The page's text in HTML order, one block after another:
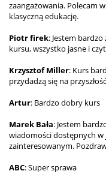
zaangażowania. Polecam
klasyczną edukację.
Piotr firek: Jestem
kursu, wszystko jasne i
Krzysztof Miller: Kurs
przydadzą się na
Artur: Bardzo dobry kurs
Marek Bała: Jestem
wiadomości dostępnych w
zainteresowanym.
ABC: Super sprawa